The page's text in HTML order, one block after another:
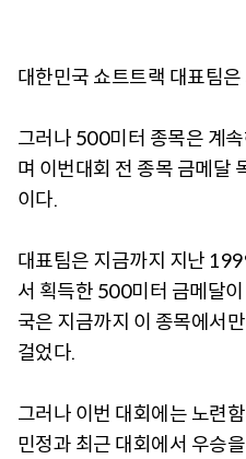
대한민국 쇼트트랙 대표팀
그러나 500미터 종목은 계
며 이번대회 전 종목 금메달
이다.
대표팀은 지금까지 지난
서 획득한 500미터 금메달
국은 지금까지 이 종목에서
걸었다.
그러나 이번 대회에는 노련
민정과 최근 대회에서 우승